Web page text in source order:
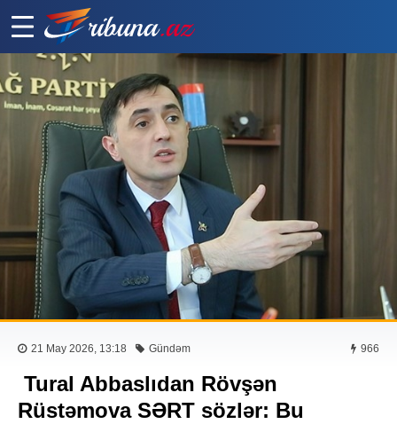
21 May 2026, 13:18 Gündəm 966
Tural Abbaslıdan Rövşən
Rüstəmova SƏRT sözlər: Bu